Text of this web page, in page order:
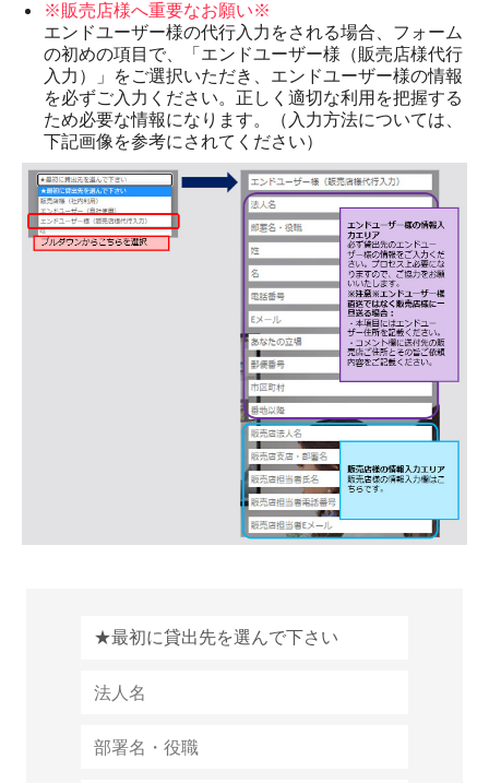
※販売店様へ重要なお願い※
エンドユーザー様の代行入力をされる場合、フォーム
の初めの項目で、「エンドユーザー様（販売店様代行
入力）」をご選択いただき、エンドユーザー様の情報
を必ずご入力ください。正しく適切な利用を把握する
ため必要な情報になります。（入力方法については、
下記画像を参考にされてください）